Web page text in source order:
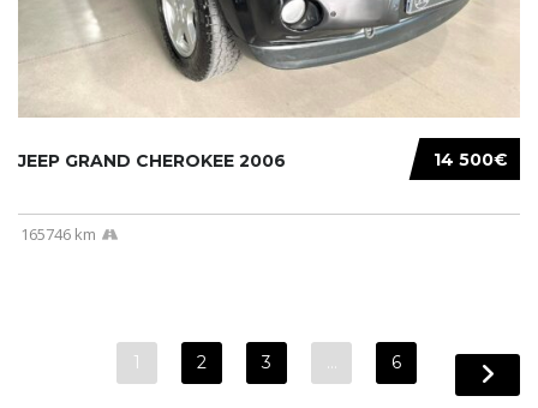
14 500€
JEEP GRAND CHEROKEE 2006
165746 km
1 2 3 … 6